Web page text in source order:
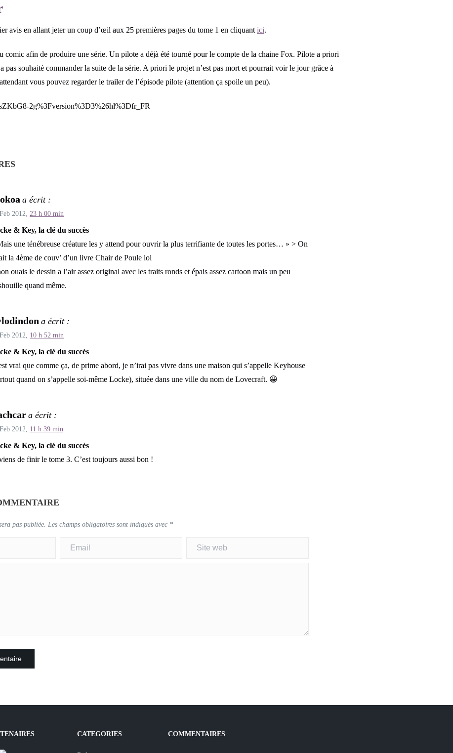
avis en allant jeter un coup d’œil aux 25 premières pages du tome 1 en cliquant ici.
comic afin de produire une série. Un pilote a déjà été tourné pour le compte de la chaine Fox. Pilote a priori
pas souhaité commander la suite de la série. A priori le projet n’est pas mort et pourrait voir le jour grâce à
vous pouvez regarder le trailer de l’épisode pilote (attention ça spoile un peu).
2g%3Fversion%3D3%26hl%3Dfr_FR
a écrit :
2012, 23 h 00 min
& Key, la clé du succès
une ténébreuse créature les y attend pour ouvrir la plus terrifiante de toutes les portes… » > On
la 4ème de couv’ d’un livre Chair de Poule lol
ouais le dessin a l’air assez original avec les traits ronds et épais assez cartoon mais un peu
quand même.
a écrit :
2012, 10 h 52 min
& Key, la clé du succès
vrai que comme ça, de prime abord, je n’irai pas vivre dans une maison qui s’appelle Keyhouse
quand on s’appelle soi-même Locke), située dans une ville du nom de Lovecraft. 😀
a écrit :
2012, 11 h 39 min
& Key, la clé du succès
de finir le tome 3. C’est toujours aussi bon !
pas publiée. Les champs obligatoires sont indiqués avec *
CATEGORIES COMMENTAIRES